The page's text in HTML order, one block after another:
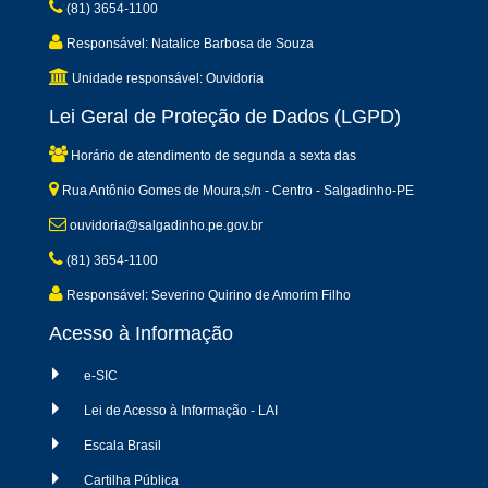
(81) 3654-1100
Responsável: Natalice Barbosa de Souza
Unidade responsável: Ouvidoria
Lei Geral de Proteção de Dados (LGPD)
Horário de atendimento de segunda a sexta das
Rua Antônio Gomes de Moura,s/n - Centro - Salgadinho-PE
ouvidoria@salgadinho.pe.gov.br
(81) 3654-1100
Responsável: Severino Quirino de Amorim Filho
Acesso à Informação
e-SIC
Lei de Acesso à Informação - LAI
Escala Brasil
Cartilha Pública